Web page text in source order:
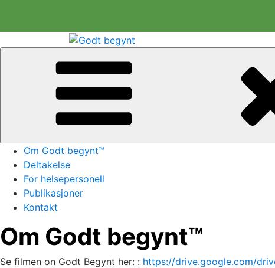
til
Om Godt begynt™
Deltakelse
For helsepersonell
Publikasjoner
Kontakt
Om Godt begynt™
Se filmen on Godt Begynt her: : https://drive.google.com/